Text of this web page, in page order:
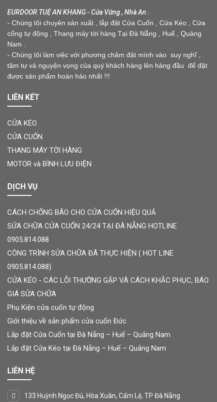
EURDOOR TUỆ AN KHANG - Cửa Vững , Nhà An .
- Chúng tôi chuyên sản xuất , lắp đặt Cửa Cuốn , Cửa Kéo , Cửa
cổng tự động , Thang máy tời hàng Tại Đà Nẵng , Huế , Quảng
Nam .
- Chúng tôi làm việc với phương châm đặt mình vào suy nghĩ ,
tâm tư và nguyện vọng của quý khách hàng lên hàng đầu để đặt
được sản phẩm hoàn hảo nhất !!!
LIÊN KẾT
CỬA KÉO
CỬA CUỐN
THANG MÁY TỜI HÀNG
MOTOR và BÌNH LƯU ĐIỆN
DỊCH VỤ
CÁCH CHỐNG BÃO CHO CỬA CUỐN HIỆU QUẢ
SỬA CHỮA CỬA CUỐN 24/24 TẠI ĐÀ NẴNG HOTLINE
0905.814.088
CÔNG TRÌNH SỬA CHỮA ĐÃ THỰC HIỆN ( HOT LINE
0905.814.088)
CỬA KÉO - CÁC LỖI THƯỜNG GẶP VÀ CÁCH KHẮC PHỤC, BÁO
GIÁ SỬA CHỮA
Phụ Kiện cửa cuốn tự động
Giới thiệu về sản phẩm cửa cuốn Đức
Lắp đặt Cửa Cuốn tại Đà Nẵng – Huế – Quảng Nam
Lắp đặt Cửa Kéo tại Đà Nẵng – Huế – Quảng Nam
LIÊN HỆ
133 Huỳnh Ngọc Đủ, Hòa Xuân, Cẩm Lệ, TP Đà Nẵng